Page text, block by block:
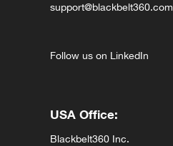
support@blackbelt360.com
Follow us on LinkedIn
USA Office:
Blackbelt360 Inc.